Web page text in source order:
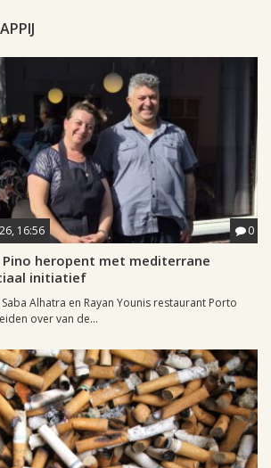
16:56 0
heropent met mediterrane
initiatief
Alhatra en Rayan Younis restaurant Porto
over van de...